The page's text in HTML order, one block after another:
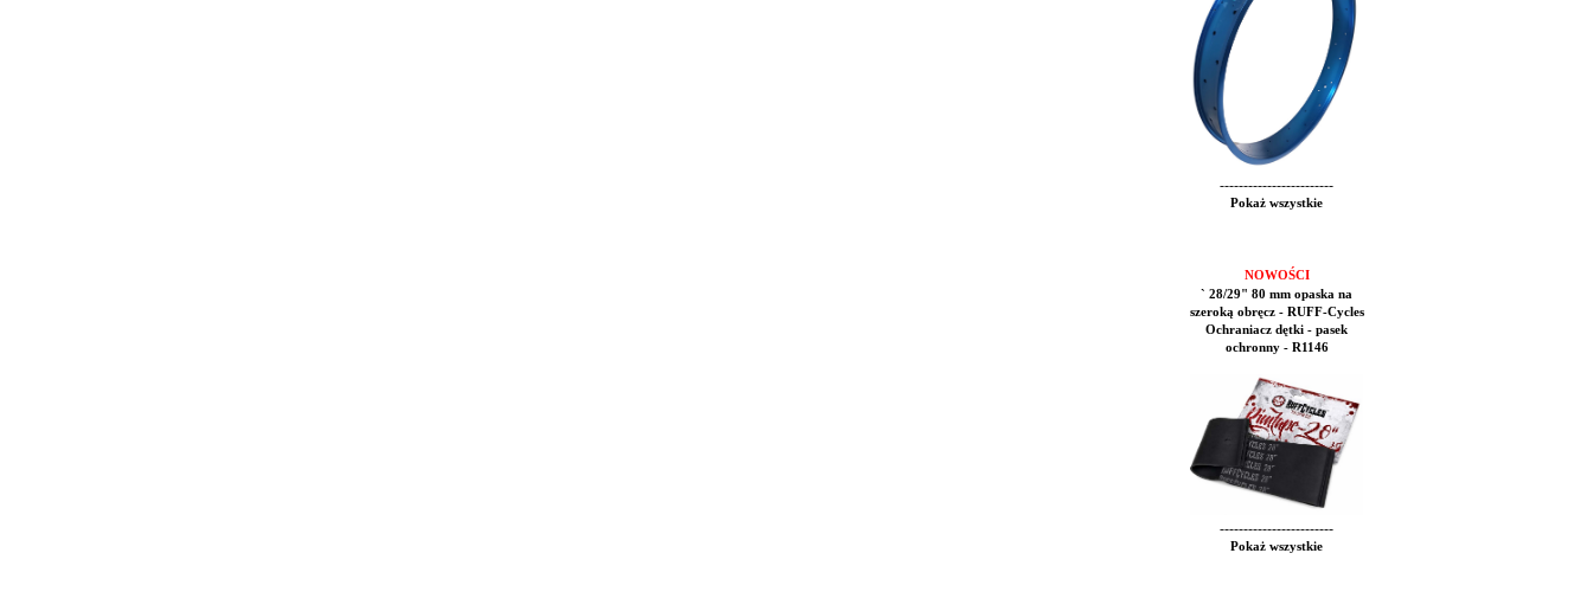
------------------------
Pokaż wszystkie
NOWOŚCI
` 28/29" 80 mm opaska na
szeroką obręcz - RUFF-Cycles
Ochraniacz dętki - pasek
ochronny - R1146
------------------------
Pokaż wszystkie